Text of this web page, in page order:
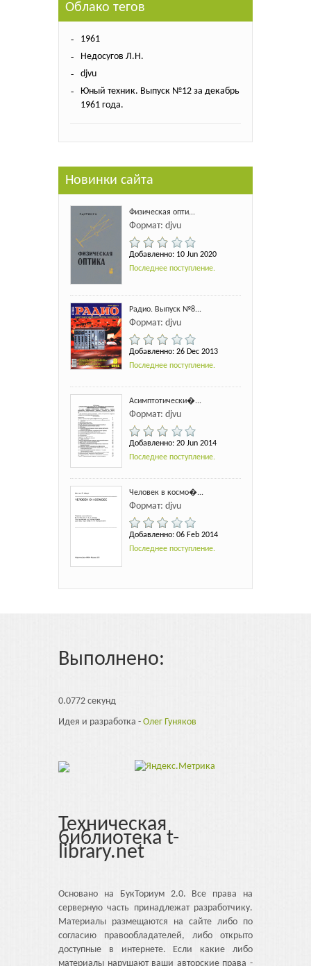
Облако тегов
1961
Недосугов Л.Н.
djvu
Юный техник. Выпуск №12 за декабрь
1961 года.
Новинки сайта
Физическая опти...
Формат: djvu
Добавленно: 10 Jun 2020
Последнее поступление.
Радио. Выпуск №8...
Формат: djvu
Добавленно: 26 Dec 2013
Последнее поступление.
Асимптотически�...
Формат: djvu
Добавленно: 20 Jun 2014
Последнее поступление.
Человек в космо�...
Формат: djvu
Добавленно: 06 Feb 2014
Последнее поступление.
Выполнено:
0.0772 секунд
Идея и разработка - Олег Гуняков
Техническая
библиотека t-
library.net
Основано на БукТориум 2.0. Все права на
серверную часть принадлежат разработчику.
Материалы размещаются на сайте либо по
согласию правообладателей, либо открыто
доступные в интернете. Если какие либо
материалы нарушают ваши авторские права -